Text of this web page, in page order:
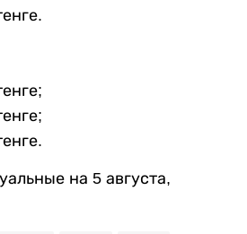
на 5 августа,